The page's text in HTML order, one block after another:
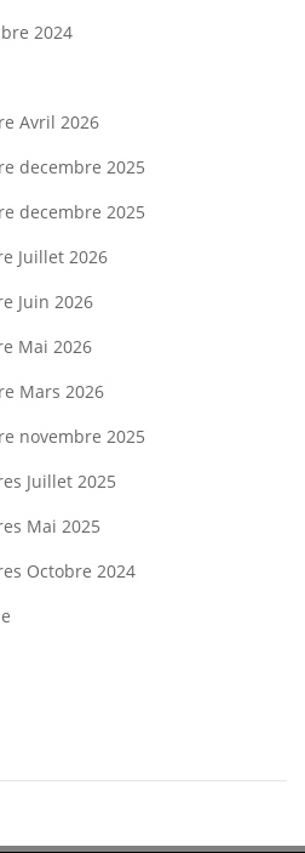
2024
Avril 2026
decembre 2025
decembre 2025
Juillet 2026
Juin 2026
Mai 2026
Mars 2026
novembre 2025
Juillet 2025
Mai 2025
Octobre 2024